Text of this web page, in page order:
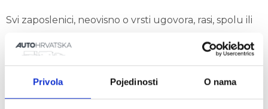
Privola Pojedinosti O nama
Svi zaposlenici, neovisno o vrsti ugovora, rasi, spolu ili
provedenim na radu. Zaposlenicima se pružaju i
mirovinski fond i redovni sistematski pregledi.